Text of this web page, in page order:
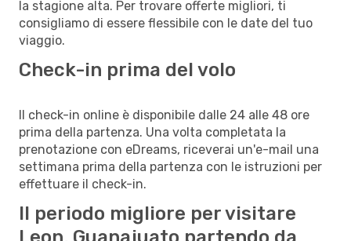
la stagione alta. Per trovare offerte migliori, ti
consigliamo di essere flessibile con le date del tuo
viaggio.
Check-in prima del volo
Il check-in online è disponibile dalle 24 alle 48 ore
prima della partenza. Una volta completata la
prenotazione con eDreams, riceverai un'e-mail una
settimana prima della partenza con le istruzioni per
effettuare il check-in.
Il periodo migliore per visitare